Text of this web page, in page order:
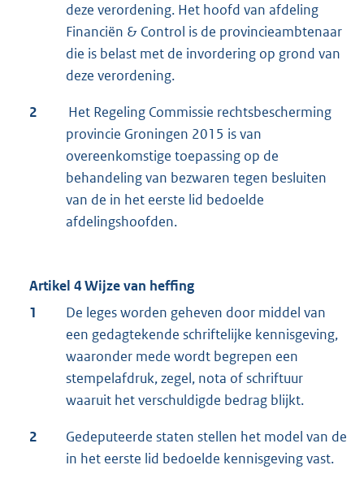
deze verordening. Het hoofd van afdeling
Financiën & Control is de provincieambtenaar
die is belast met de invordering op grond van
deze verordening.
2
Het Regeling Commissie rechtsbescherming
provincie Groningen 2015 is van
overeenkomstige toepassing op de
behandeling van bezwaren tegen besluiten
van de in het eerste lid bedoelde
afdelingshoofden.
Artikel 4 Wijze van heffing
1
De leges worden geheven door middel van
een gedagtekende schriftelijke kennisgeving,
waaronder mede wordt begrepen een
stempelafdruk, zegel, nota of schriftuur
waaruit het verschuldigde bedrag blijkt.
2
Gedeputeerde staten stellen het model van de
in het eerste lid bedoelde kennisgeving vast.